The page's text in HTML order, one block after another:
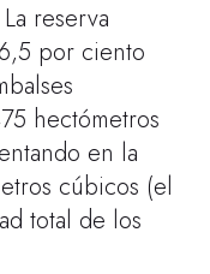
La reserva
por ciento
hectómetros
en la
cúbicos (el
total de los